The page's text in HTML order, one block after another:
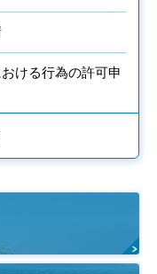
ける行為の許可申